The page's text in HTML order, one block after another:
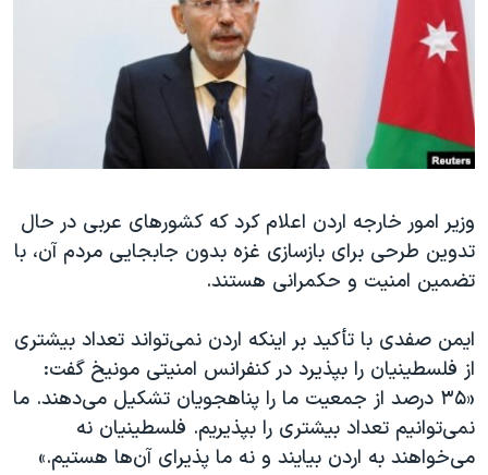
فرهنگ و زندگی
حقوق شهروندی
علم و فناوری
گالری عکس
آرشیو پخش زنده
مستندها
انتخابات ریاست جمهوری آمریکا ۲۰۲۴
حمله جمهوری اسلامی به اسرائیل
رمز مهسا
اعتراضات زن، زندگی، آزادی
مجموعه مستندهای دادخواهی
تریبونال مردمی آبان ۹۸
دادگاه حمید نوری
چهل سال گروگان‌گیری
قانون شفافیت دارائی کادر رهبری ایران
اعتراضات مردمی آبان ۹۸
دنبال کنید
زبانهای مختلف
وزیر امور خارجه اردن اعلام کرد که کشورهای عربی در حال
تدوین طرحی برای بازسازی غزه بدون جابجایی مردم آن، با
تضمین امنیت و حکمرانی هستند.
ایمن صفدی با تأکید بر اینکه اردن نمی‌تواند تعداد بیشتری
از فلسطینیان را بپذیرد در کنفرانس امنیتی مونیخ گفت:
«۳۵ درصد از جمعیت ما را پناهجویان تشکیل می‌دهند. ما
نمی‌توانیم تعداد بیشتری را بپذیریم. فلسطینیان نه
می‌خواهند به اردن بیایند و نه ما پذیرای آن‌ها هستیم.»